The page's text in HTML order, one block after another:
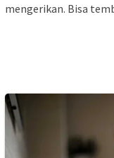
mengerikan. Bisa